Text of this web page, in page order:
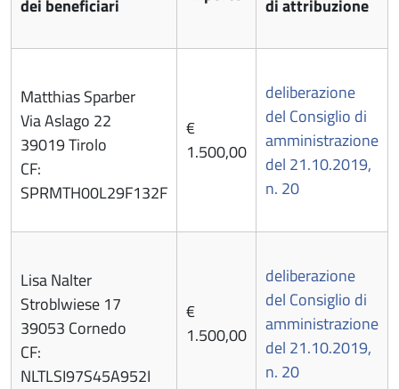
dei beneficiari
di attribuzione
Matthias Sparber
Via Aslago 22
39019 Tirolo
CF:
SPRMTH00L29F132F
€
1.500,00
deliberazione
del Consiglio di
amministrazione
del 21.10.2019,
n. 20
Lisa Nalter
Stroblwiese 17
39053 Cornedo
CF:
NLTLSI97S45A952I
€
1.500,00
deliberazione
del Consiglio di
amministrazione
del 21.10.2019,
n. 20